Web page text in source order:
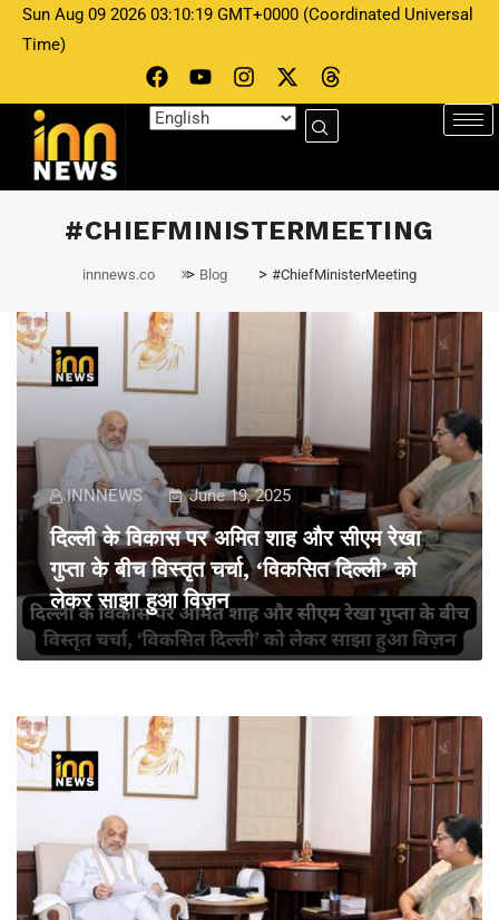
Sun Aug 09 2026 03:10:19 GMT+0000 (Coordinated Universal
Time)
#CHIEFMINISTERMEETING
innnews.co > Blog > #ChiefMinisterMeeting
INNNEWS June 19, 2025
दिल्ली के विकास पर अमित शाह और सीएम रेखा
गुप्ता के बीच विस्तृत चर्चा, ‘विकसित दिल्ली’ को
लेकर साझा हुआ विज़न